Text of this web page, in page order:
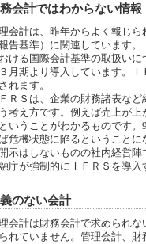
会計ではわからない情報
会計は、昨年からよく報じら
告基準）に関連しています
ける国際会計基準の取扱い
月期より導入しています。
れます。
ＦＲＳは、企業の財務諸表な
考え方です。例えば売上が
いうことがわかるものです
危機状態に陥るということ
示はしないものの社内経営陣
庁が強制的にＩＦＲＳを導入
のない会計
会計は財務会計で求められ
れていません。管理会計、